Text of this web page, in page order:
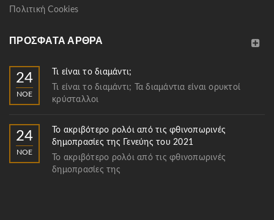
Πολιτική Cookies
ΠΡΌΣΦΑΤΑ ΆΡΘΡΑ
24
ΝΟΈ
Τι είναι το διαμάντι;
Τι είναι το διαμάντι; Τα διαμάντια είναι ορυκτοί
κρύσταλλοι
24
ΝΟΈ
Το ακριβότερο ρολόι από τις φθινοπωρινές
δημοπρασίες της Γενεύης του 2021
Το ακριβότερο ρολόι από τις φθινοπωρινές
δημοπρασίες της